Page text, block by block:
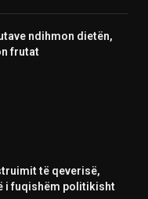
ndihmon dietën,
frutat
të qeverisë,
i fuqishëm politikisht